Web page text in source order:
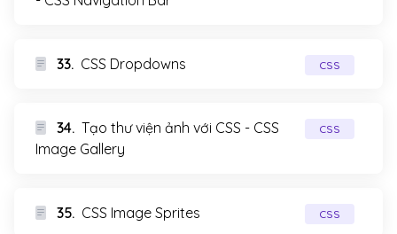
33. CSS Dropdowns CSS
34. Tạo thư viện ảnh với CSS - CSS
Image Gallery
CSS
35. CSS Image Sprites CSS